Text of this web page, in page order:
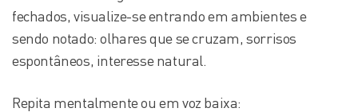
fechados, visualize-se entrando em ambientes e
sendo notado: olhares que se cruzam, sorrisos
espontâneos, interesse natural.
Repita mentalmente ou em voz baixa: